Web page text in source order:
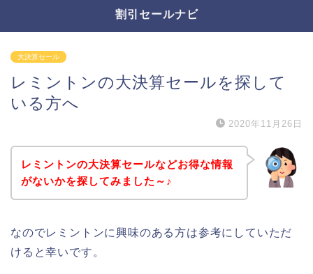
割引セールナビ
大決算セール
レミントンの大決算セールを探して
いる方へ
2020年11月26日
レミントンの大決算セールなどお得な情報
がないかを探してみました～♪
なのでレミントンに興味のある方は参考にしていただ
けると幸いです。